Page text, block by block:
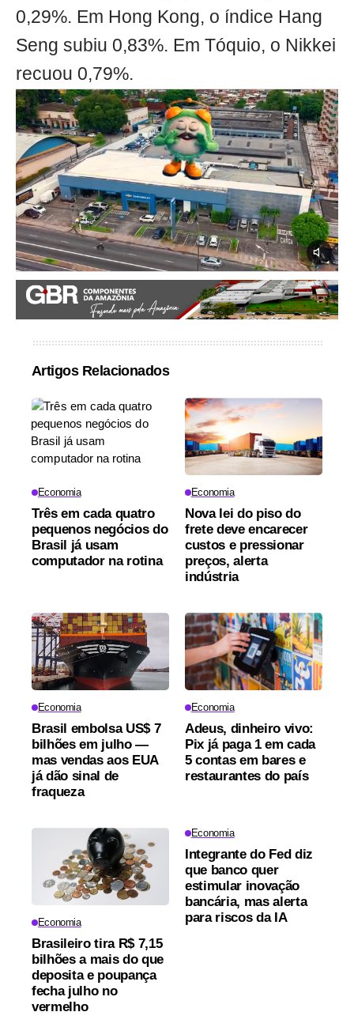
0,29%. Em Hong Kong, o índice Hang
Seng subiu 0,83%. Em Tóquio, o Nikkei
recuou 0,79%.
Artigos Relacionados
Economia
Três em cada quatro
pequenos negócios do
Brasil já usam
computador na rotina
Economia
Nova lei do piso do
frete deve encarecer
custos e pressionar
preços, alerta
indústria
Economia
Brasil embolsa US$ 7
bilhões em julho —
mas vendas aos EUA
já dão sinal de
fraqueza
Economia
Adeus, dinheiro vivo:
Pix já paga 1 em cada
5 contas em bares e
restaurantes do país
Economia
Brasileiro tira R$ 7,15
bilhões a mais do que
deposita e poupança
fecha julho no
vermelho
Economia
Integrante do Fed diz
que banco quer
estimular inovação
bancária, mas alerta
para riscos da IA